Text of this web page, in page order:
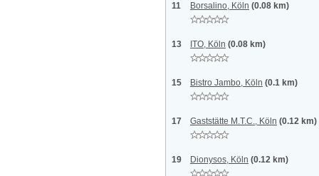
11 Borsalino, Köln (0.08 km)
13 ITO, Köln (0.08 km)
15 Bistro Jambo, Köln (0.1 km)
17 Gaststätte M.T.C., Köln (0.12 km)
19 Dionysos, Köln (0.12 km)